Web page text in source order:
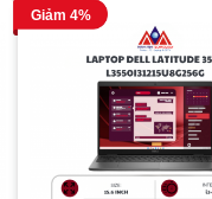
Giảm 4%